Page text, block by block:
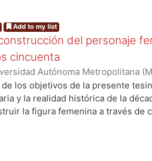
Add to my list
del personaje
cincuenta
Autónoma Metropolitana
de Información.,2019)
de los objetivos de la presente
y la realidad histórica de la
la figura femenina a través de